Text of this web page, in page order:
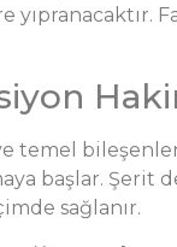
temel
başlar.
sağlanır.